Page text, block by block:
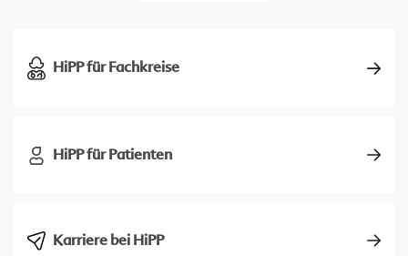
HiPP für Fachkreise
HiPP für Patienten
Karriere bei HiPP